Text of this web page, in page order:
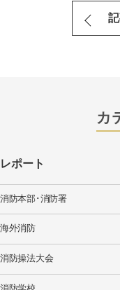
カ
レポート
消防本部･消防署
海外消防
消防操法大会